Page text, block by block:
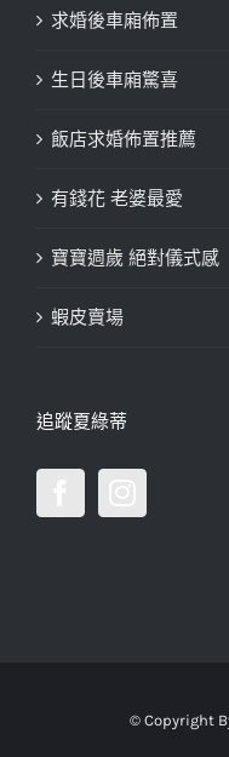
求婚後車廂佈置
生日後車廂驚喜
飯店求婚佈置推薦
有錢花 老婆最愛
寶寶週歲 絕對儀式感
蝦皮賣場
追蹤夏綠蒂
© Copyright